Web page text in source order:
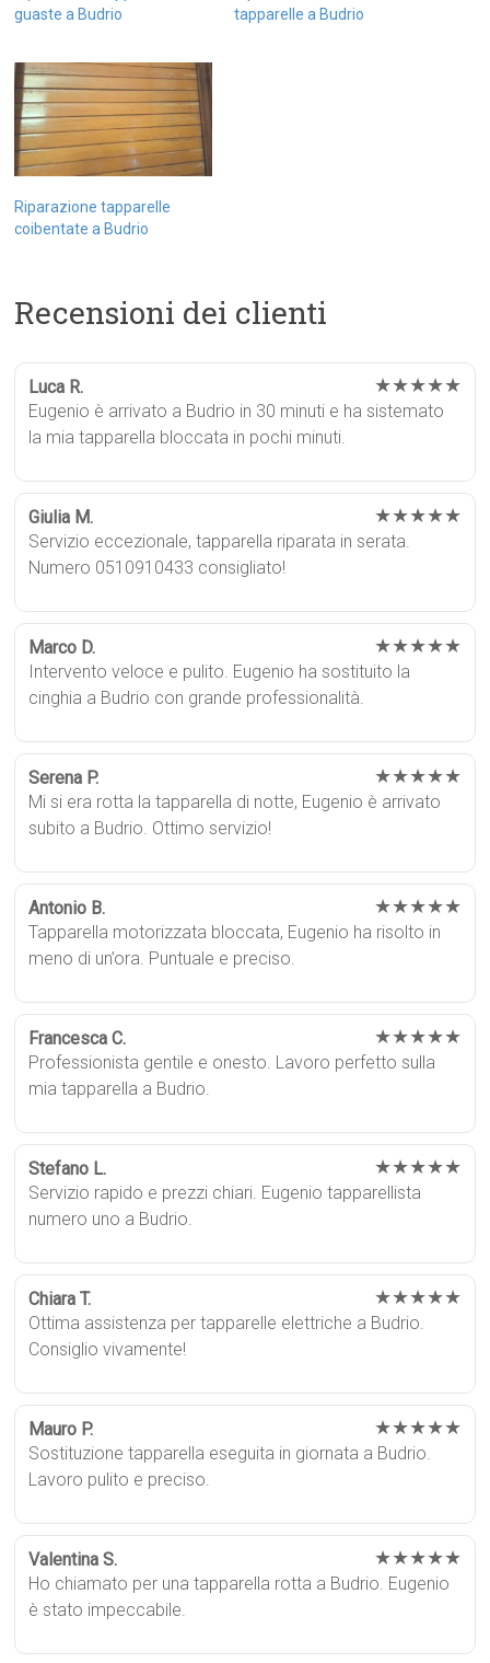
guaste a Budrio
tapparelle a Budrio
Riparazione tapparelle
coibentate a Budrio
Recensioni dei clienti
Luca R. ★★★★★
Eugenio è arrivato a Budrio in 30 minuti e ha sistemato
la mia tapparella bloccata in pochi minuti.
Giulia M. ★★★★★
Servizio eccezionale, tapparella riparata in serata.
Numero 0510910433 consigliato!
Marco D. ★★★★★
Intervento veloce e pulito. Eugenio ha sostituito la
cinghia a Budrio con grande professionalità.
Serena P. ★★★★★
Mi si era rotta la tapparella di notte, Eugenio è arrivato
subito a Budrio. Ottimo servizio!
Antonio B. ★★★★★
Tapparella motorizzata bloccata, Eugenio ha risolto in
meno di un’ora. Puntuale e preciso.
Francesca C. ★★★★★
Professionista gentile e onesto. Lavoro perfetto sulla
mia tapparella a Budrio.
Stefano L. ★★★★★
Servizio rapido e prezzi chiari. Eugenio tapparellista
numero uno a Budrio.
Chiara T. ★★★★★
Ottima assistenza per tapparelle elettriche a Budrio.
Consiglio vivamente!
Mauro P. ★★★★★
Sostituzione tapparella eseguita in giornata a Budrio.
Lavoro pulito e preciso.
Valentina S. ★★★★★
Ho chiamato per una tapparella rotta a Budrio. Eugenio
è stato impeccabile.